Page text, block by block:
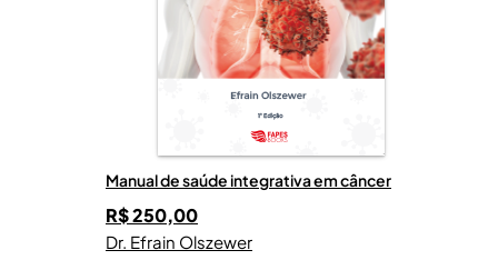
Manual de saúde integrativa em câncer
R$250,00
Dr. Efrain Olszewer